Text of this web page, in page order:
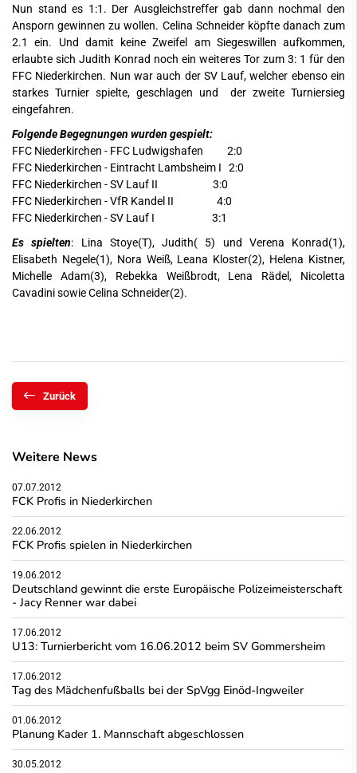
Nun stand es 1:1. Der Ausgleichstreffer gab dann nochmal den
Ansporn gewinnen zu wollen. Celina Schneider köpfte danach zum
2.1 ein. Und damit keine Zweifel am Siegeswillen aufkommen,
erlaubte sich Judith Konrad noch ein weiteres Tor zum 3: 1 für den
FFC Niederkirchen. Nun war auch der SV Lauf, welcher ebenso ein
starkes Turnier spielte, geschlagen und der zweite Turniersieg
eingefahren.
Folgende Begegnungen wurden gespielt:
FFC Niederkirchen - FFC Ludwigshafen 2:0
FFC Niederkirchen - Eintracht Lambsheim I 2:0
FFC Niederkirchen - SV Lauf II 3:0
FFC Niederkirchen - VfR Kandel II 4:0
FFC Niederkirchen - SV Lauf I 3:1
Es spielten: Lina Stoye(T), Judith( 5) und Verena Konrad(1),
Elisabeth Negele(1), Nora Weiß, Leana Kloster(2), Helena Kistner,
Michelle Adam(3), Rebekka Weißbrodt, Lena Rädel, Nicoletta
Cavadini sowie Celina Schneider(2).
Zurück
Weitere News
07.07.2012
FCK Profis in Niederkirchen
22.06.2012
FCK Profis spielen in Niederkirchen
19.06.2012
Deutschland gewinnt die erste Europäische Polizeimeisterschaft
- Jacy Renner war dabei
17.06.2012
U13: Turnierbericht vom 16.06.2012 beim SV Gommersheim
17.06.2012
Tag des Mädchenfußballs bei der SpVgg Einöd-Ingweiler
01.06.2012
Planung Kader 1. Mannschaft abgeschlossen
30.05.2012